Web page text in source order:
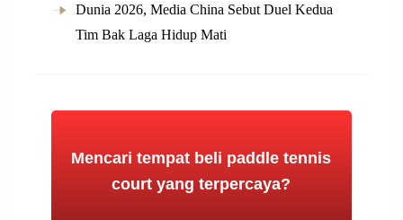
Dunia 2026, Media China Sebut Duel Kedua
Tim Bak Laga Hidup Mati
Mencari tempat beli paddle tennis
court yang terpercaya?